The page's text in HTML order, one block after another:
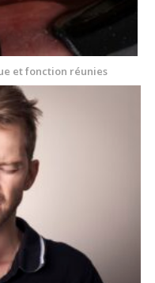
et fonction réunies